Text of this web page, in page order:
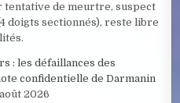
tentative de meurtre, suspect
doigts sectionnés), reste libre
: les défaillances des
confidentielle de Darmanin
2026